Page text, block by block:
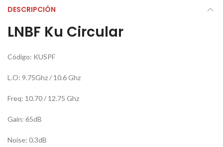
DESCRIPCIÓN
LNBF Ku Circular
Código: KUSPF
L.O: 9.75Ghz / 10.6 Ghz
Freq: 10.70 / 12.75 Ghz
Gain: 65dB
Noise: 0.3dB